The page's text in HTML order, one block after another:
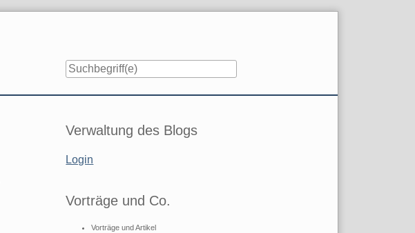
Seitenleiste
Verwaltung des Blogs
Login
Vorträge und Co.
Vorträge und Artikel